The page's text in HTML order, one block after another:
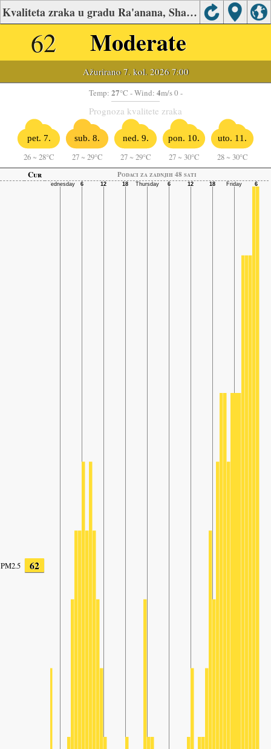
Kvaliteta zraka u gradu Ra'anana, Sharon - Carmel
62 Moderate
Ažurirano 7. kol. 2026 7:00
Temp: 27°C - Wind: 4m/s 0 -
Prognoza kvalitete zraka
pet. 7.
26 ~ 28°C
sub. 8.
27 ~ 29°C
ned. 9.
27 ~ 29°C
pon. 10.
27 ~ 30°C
uto. 11.
28 ~ 30°C
Cur
Podaci za zadnjih 48 sati
PM2.5 62